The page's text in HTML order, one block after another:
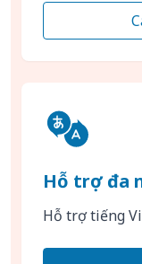
Hỗ trợ đa
Hỗ trợ tiếng